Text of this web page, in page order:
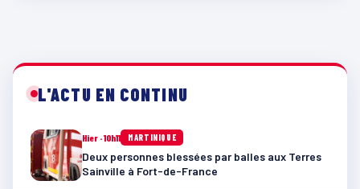
L'ACTU EN CONTINU
Hier · 10h11 MARTINIQUE
Deux personnes blessées par balles aux Terres
Sainville à Fort-de-France